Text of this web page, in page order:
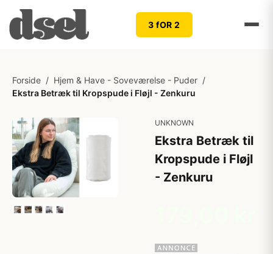
3 fOR 2
Forside / Hjem & Have - Soveværelse - Puder /
Ekstra Betræk til Kropspude i Fløjl - Zenkuru
UNKNOWN
Ekstra Betræk til
Kropspude i Fløjl
- Zenkuru